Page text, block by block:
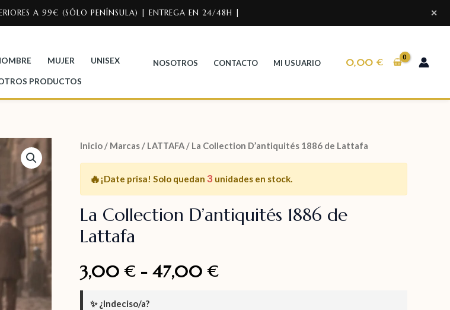
A 99€ (SÓLO PENÍNSULA) | ENTREGA EN 24/48H | ✕
MUJER UNISEX
PRODUCTOS
NOSOTROS CONTACTO MI USUARIO 0,00€
Inicio/ Marcas/ LATTAFA/ La Collection D’antiquités 1886 de Lattafa
🔥¡Date prisa! Solo quedan 3 unidades en stock.
La Collection D’antiquités 1886 de
Lattafa
3,00€ - 47,00€
✨¿Indeciso/a?